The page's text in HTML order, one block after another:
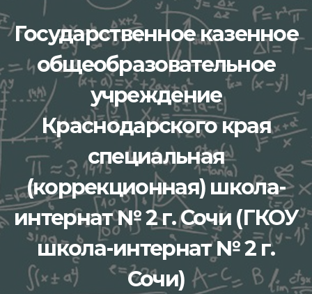
Перейти
к
содержимому
Государственное казенное
общеобразовательное
учреждение
Краснодарского края
специальная
(коррекционная) школа-
интернат № 2 г. Сочи (ГКОУ
школа-интернат № 2 г.
Сочи)